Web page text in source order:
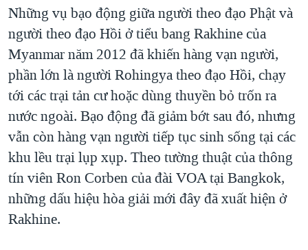
VĂN HOÁ
THỂ THAO
GIÁO DỤC
GROUND ZERO – XƯA VÀ NAY
CHI PHÍ CHIẾN TRANH AFGHANISTAN
CÁC GIÁ TRỊ CỘNG HÒA Ở VIỆT NAM
THƯỢNG ĐỈNH TRUMP-KIM TẠI VIỆT NAM
TRỊNH VĨNH BÌNH VS. CHÍNH PHỦ VIỆT NAM
NGƯ DÂN VIỆT VÀ LÀN SÓNG TRỘM HẢI SÂM
QUAN HỆ VIỆT MỸ
Ngôn ngữ khác
Những vụ bạo động giữa người theo đạo Phật và
người theo đạo Hồi ở tiểu bang Rakhine của
Myanmar năm 2012 đã khiến hàng vạn người,
phần lớn là người Rohingya theo đạo Hồi, chạy
tới các trại tản cư hoặc dùng thuyền bỏ trốn ra
nước ngoài. Bạo động đã giảm bớt sau đó, nhưng
vẫn còn hàng vạn người tiếp tục sinh sống tại các
khu lều trại lụp xụp. Theo tường thuật của thông
tín viên Ron Corben của đài VOA tại Bangkok,
những dấu hiệu hòa giải mới đây đã xuất hiện ở
Rakhine.